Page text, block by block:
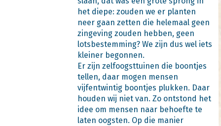
het diepe: zouden we er planten
neer gaan zetten die helemaal geen
zingeving zouden hebben, geen
lotsbestemming? We zijn dus wel iets
kleiner begonnen.
Er zijn zelfoogsttuinen die boontjes
tellen, daar mogen mensen
vijfentwintig boontjes plukken. Daar
houden wij niet van. Zo ontstond het
idee om mensen naar behoefte te
laten oogsten. Op die manier